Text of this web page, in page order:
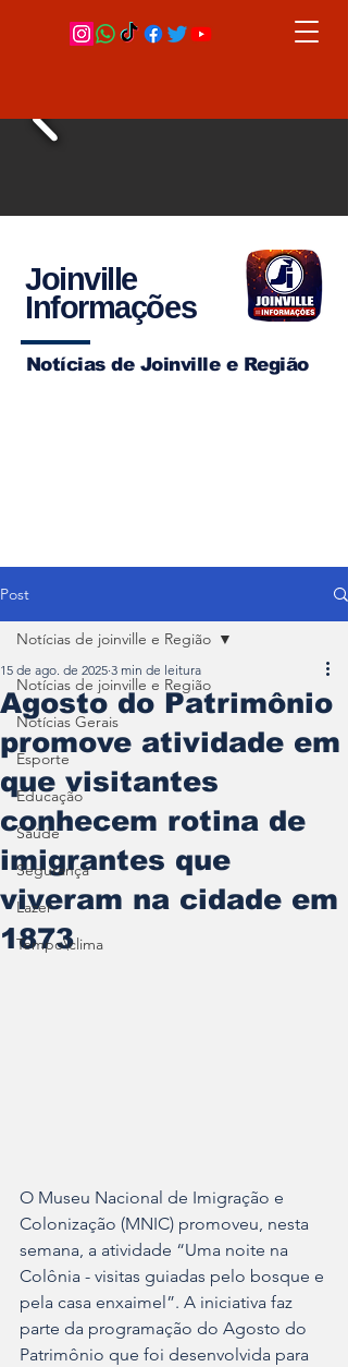
Joinville
Informações
Notícias de Joinville e Região
Post
Notícias de joinville e Região
Notícias Gerais
Esporte
Educação
Saúde
Segurança
Lazer
Tempo\clima
Notícias de joinville e Região
Agosto do Patrimônio
promove atividade em
que visitantes
conhecem rotina de
imigrantes que
viveram na cidade em
1873
15 de ago. de 2025 3 min de leitura
O Museu Nacional de Imigração e
Colonização (MNIC) promoveu, nesta
semana, a atividade “Uma noite na
Colônia - visitas guiadas pelo bosque e
pela casa enxaimel”. A iniciativa faz
parte da programação do Agosto do
Patrimônio que foi desenvolvida para